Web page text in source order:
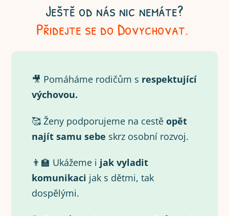
Ještě od nás nic nemáte?
Přidejte se do Dovychovat.
🎥 Pomáháme rodičům s respektující
výchovou.
🥰 Ženy podporujeme na cestěopět
najít samu sebe skrz osobní rozvoj.
👨‍🏫 Ukážeme i jak vyladit
komunikaci jak s dětmi, tak
dospělými.